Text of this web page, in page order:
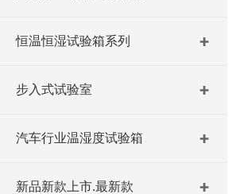
恒温恒湿试验箱系列
步入式试验室
汽车行业温湿度试验箱
新品新款上市.最新款